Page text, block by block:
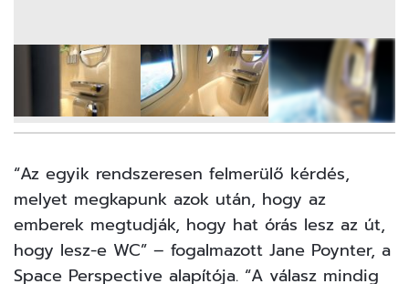
“Az egyik rendszeresen felmerülő kérdés,
melyet megkapunk azok után, hogy az
emberek megtudják, hogy hat órás lesz az út,
hogy lesz-e WC” – fogalmazott Jane Poynter, a
Space Perspective alapítója. “A válasz mindig